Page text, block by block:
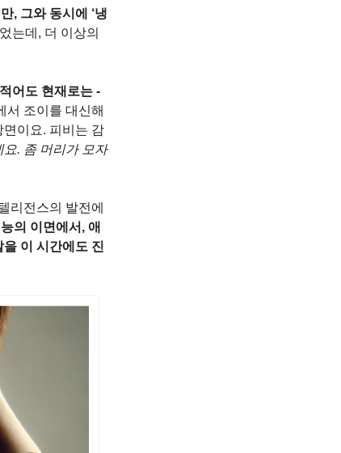
, 그와 동시에 ‘냉
는데, 더 이상의
어도 현재로는 -
서 조이를 대신해
면이요. 피비는 감
요. 좀 머리가 모자
리전스의 발전에
의 이면에서, 애
이 시간에도 진